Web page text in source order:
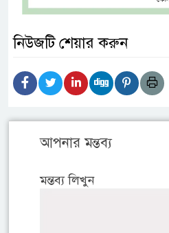
নিউজটি শেয়ার করুন
আপনার মন্তব্য
মন্তব্য লিখুন